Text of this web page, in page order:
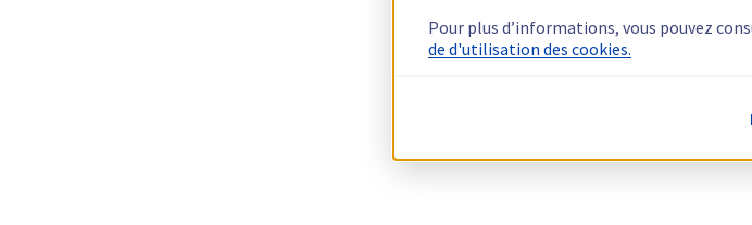
Pour plus d’informations, vous pouvez
de d'utilisation des cookies.